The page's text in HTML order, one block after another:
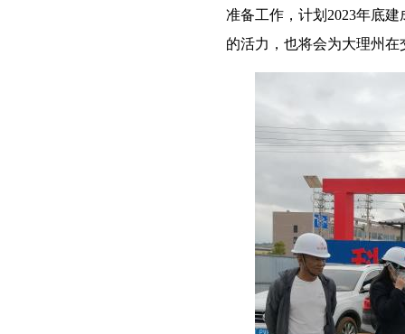
准备工作，计划2023年底
的活力，也将会为大理州